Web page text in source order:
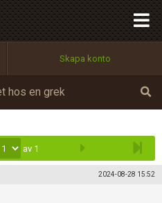
Skapa konto
hos en grek
av 1
2024-08-28 15:52
OK
Tillbaka till förstasidan